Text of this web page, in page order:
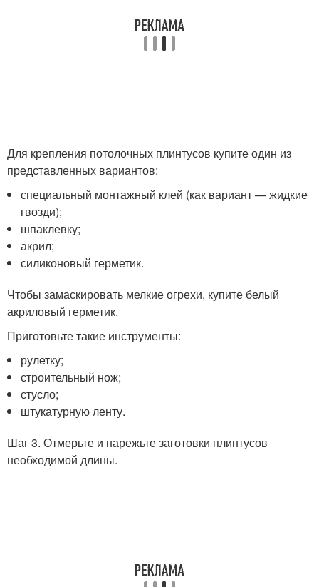
Для крепления потолочных плинтусов купите один из
представленных вариантов:
специальный монтажный клей (как вариант — жидкие
гвозди);
шпаклевку;
акрил;
силиконовый герметик.
Чтобы замаскировать мелкие огрехи, купите белый
акриловый герметик.
Приготовьте такие инструменты:
рулетку;
строительный нож;
стусло;
штукатурную ленту.
Шаг 3. Отмерьте и нарежьте заготовки плинтусов
необходимой длины.